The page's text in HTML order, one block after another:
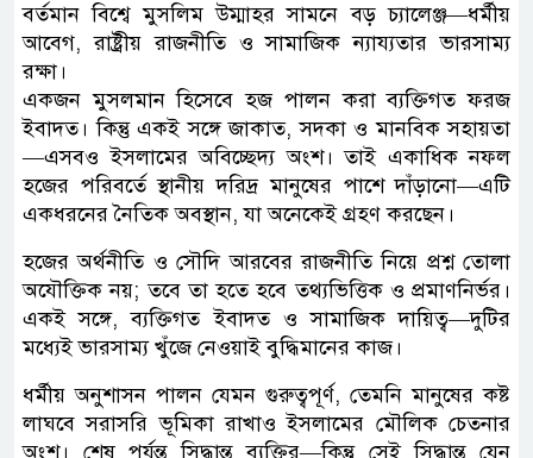
বর্তমান বিশ্বে মুসলিম উম্মাহর সামনে বড় চ্যালেঞ্জ—ধর্মীয়
আবেগ, রাষ্ট্রীয় রাজনীতি ও সামাজিক ন্যায্যতার ভারসাম্য
রক্ষা।
একজন মুসলমান হিসেবে হজ পালন করা ব্যক্তিগত ফরজ
ইবাদত। কিন্তু একই সঙ্গে জাকাত, সদকা ও মানবিক সহায়তা
—এসবও ইসলামের অবিচ্ছেদ্য অংশ। তাই একাধিক নফল
হজের পরিবর্তে স্থানীয় দরিদ্র মানুষের পাশে দাঁড়ানো—এটি
একধরনের নৈতিক অবস্থান, যা অনেকেই গ্রহণ করছেন।
হজের অর্থনীতি ও সৌদি আরবের রাজনীতি নিয়ে প্রশ্ন তোলা
অযৌক্তিক নয়; তবে তা হতে হবে তথ্যভিত্তিক ও প্রমাণনির্ভর।
একই সঙ্গে, ব্যক্তিগত ইবাদত ও সামাজিক দায়িত্ব—দুটির
মধ্যেই ভারসাম্য খুঁজে নেওয়াই বুদ্ধিমানের কাজ।
ধর্মীয় অনুশাসন পালন যেমন গুরুত্বপূর্ণ, তেমনি মানুষের কষ্ট
লাঘবে সরাসরি ভূমিকা রাখাও ইসলামের মৌলিক চেতনার
অংশ। শেষ পর্যন্ত সিদ্ধান্ত ব্যক্তির—কিন্তু সেই সিদ্ধান্ত যেন